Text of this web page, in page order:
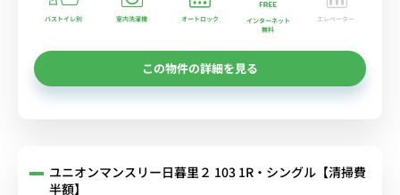
バストイレ別 室内洗濯機 オートロック
インターネット
無料
エレベーター
この物件の詳細を見る
ユニオンマンスリー日暮里２ 103 1R・シングル【清掃費
半額】